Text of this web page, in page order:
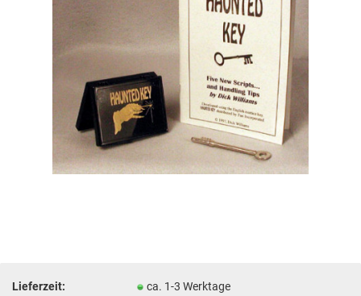
Lieferzeit: ca. 1-3 Werktage